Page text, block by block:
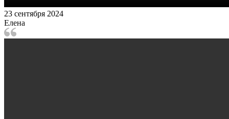
23 сентября 2024
Елена